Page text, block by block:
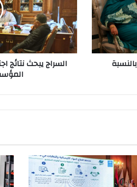
السراج يبحث نتائج